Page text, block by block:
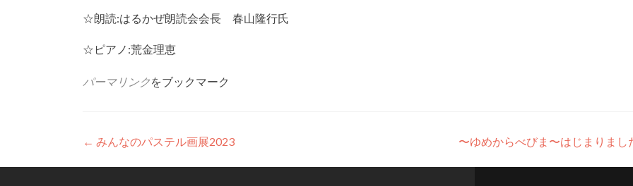
☆朗読:はるかぜ朗読会会長 春山隆行氏
☆ピアノ:荒金理恵
パーマリンクをブックマーク
投
稿
← みんなのパステル画展2023 〜ゆめからべびま〜はじまりまし